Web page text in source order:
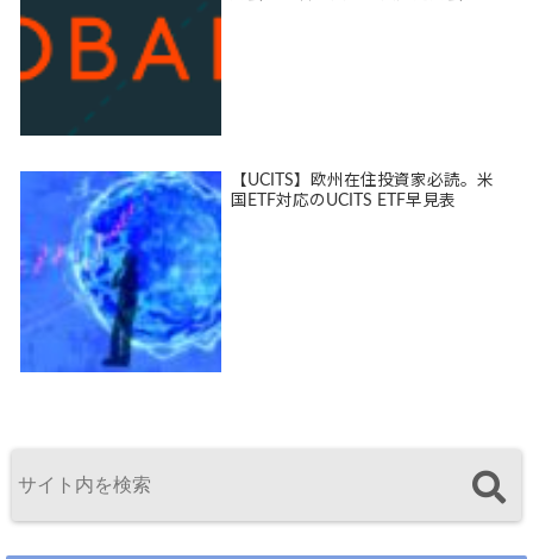
【UCITS】欧州在住投資家必読。米
国ETF対応のUCITS ETF早見表